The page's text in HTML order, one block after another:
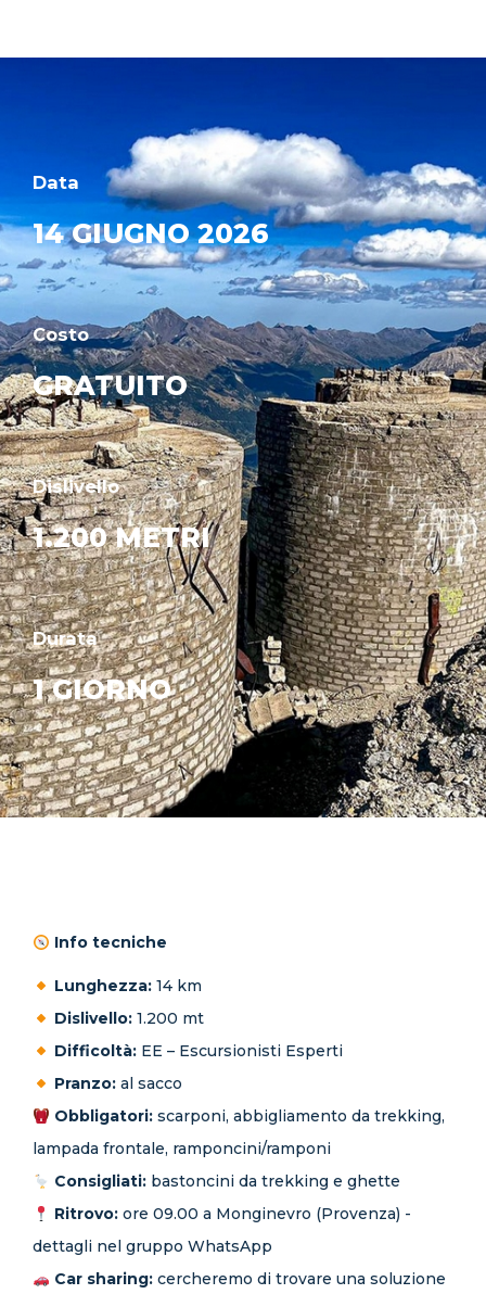
Data
14 GIUGNO 2026
Costo
GRATUITO
Dislivello
1.200 METRI
Durata
1 GIORNO
Info tecniche
Lunghezza:14 km
Dislivello:1.200 mt
Difficoltà:EE – Escursionisti Esperti
Pranzo:al sacco
Obbligatori:scarponi, abbigliamento da trekking,
lampada frontale, ramponcini/ramponi
Consigliati:bastoncini da trekking e ghette
Ritrovo:ore 09.00 a Monginevro (Provenza) -
dettagli nel gruppo WhatsApp
Car sharing:cercheremo di trovare una soluzione